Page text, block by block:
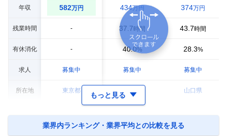
年収
残業時間
有休消化
求人
所在地
582万円
-
-
募集中
東京都
434万円
37.7時間
40.0%
募集中
埼玉県
374万円
43.7時間
28.3%
募集中
山口県
もっと見る
業界内ランキング・業界平均との比較を見る